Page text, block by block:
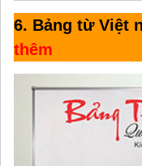
6. Bảng từ Việt
thêm